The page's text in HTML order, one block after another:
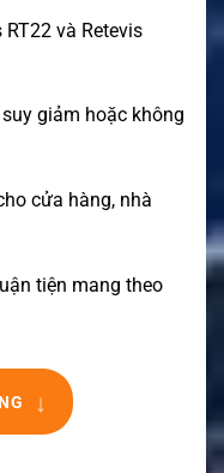
và Retevis
giảm hoặc không
cửa hàng, nhà
tiện mang theo
↓